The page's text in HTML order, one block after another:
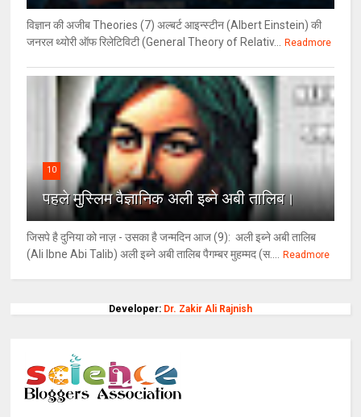
विज्ञान की अजीब Theories (7) अल्‍बर्ट आइन्स्टीन (Albert Einstein) की
जनरल थ्योरी ऑफ रिलेटिविटी (General Theory of Relativ...
Readmore
10
पहले मुस्लिम वैज्ञानिक अली इब्ने अबी तालिब।
जिसपे है दुनिया को नाज़ - उसका है जन्मदिन आज (9): अली इब्ने अबी तालिब
(Ali Ibne Abi Talib) अली इब्ने अबी तालिब पैगम्बर मुहम्मद (स....
Readmore
Developer: Dr. Zakir Ali Rajnish